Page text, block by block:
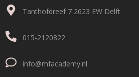
Tanthofdreef 7 2623 EW Delft
015-2120822
info@mfacademy.nl